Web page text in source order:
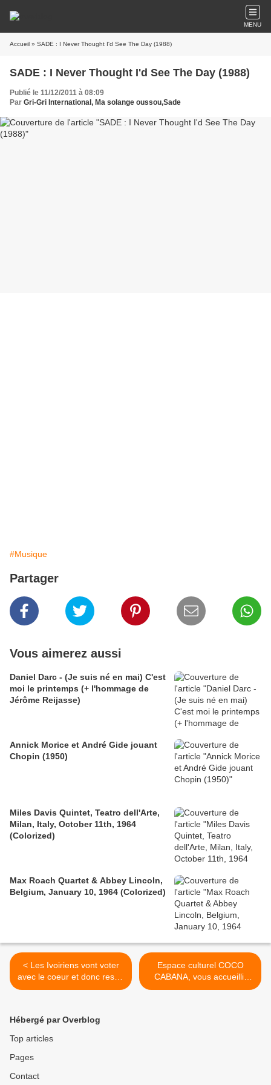
MENU
Accueil » SADE : I Never Thought I'd See The Day (1988)
SADE : I Never Thought I'd See The Day (1988)
Publié le 11/12/2011 à 08:09
Par Gri-Gri International, Ma solange oussou,Sade
#Musique
Partager
Vous aimerez aussi
Daniel Darc - (Je suis né en mai) C'est
moi le printemps (+ l'hommage de
Jérôme Reijasse)
Annick Morice et André Gide jouant
Chopin (1950)
Miles Davis Quintet, Teatro dell'Arte,
Milan, Italy, October 11th, 1964
(Colorized)
Max Roach Quartet & Abbey Lincoln,
Belgium, January 10, 1964 (Colorized)
< Les Ivoiriens vont voter
avec le coeur et donc rester
chez eux - B.Houdin
Espace culturel COCO
CABANA, vous accueillir
dans leur univers musical
Hébergé par Overblog
Top articles
Pages
Contact